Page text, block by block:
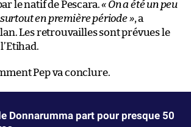
le natif de Pescara.« On a été un peu
en première période », a
Les retrouvailles sont prévues le
Pep va conclure.
Donnarumma part pour presque 50